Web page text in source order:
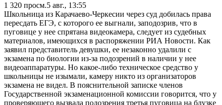
1 320 просм.5 авг., 13:55
Школьница из Карачаево-Черкесии через суд добилась права
пересдать ЕГЭ, с которого ее выгнали, заподозрив, что в
пуговице у нее спрятана видеокамера, следует из судебных
материалов, имеющихся в распоряжении РИА Новости. Как
заявил представитель девушки, ее незаконно удалили с
экзамена по биологии из-за подозрений в наличии у нее
видеоаппаратуры. Но какое-либо техническое средство у
школьницы не изымали, камеру никто из организаторов
экзамена не видел. В пояснительной записке членов
Государственной экзаменационной комиссии говорится, что у
проверяющего вызвала подозрения третья пуговица на блузке